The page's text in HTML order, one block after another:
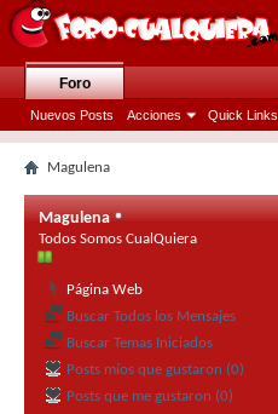
Foro
Nuevos Posts Acciones Quick Links
Magulena
Magulena
Todos Somos CualQuiera
Página Web
Buscar Todos los Mensajes
Buscar Temas Iniciados
Posts míos que gustaron (0)
Posts que me gustaron (0)